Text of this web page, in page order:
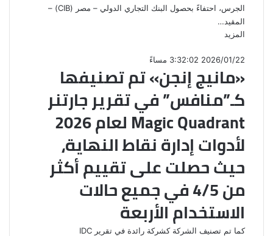
الجرس، احتفاءً بحصول البنك التجاري الدولي – مصر (CIB) –
المقيد…
المزيد
2026/01/22 3:32:02 مساءً
«مانيج إنجن» تم تصنيفها
كـ”منافس” في تقرير جارتنر
Magic Quadrant لعام 2026
لأدوات إدارة نقاط النهاية،
حيث حصلت على تقييم أكثر
من 4/5 في جميع حالات
الاستخدام الأربعة
كما تم تصنيف الشركة كشركة رائدة في تقرير IDC